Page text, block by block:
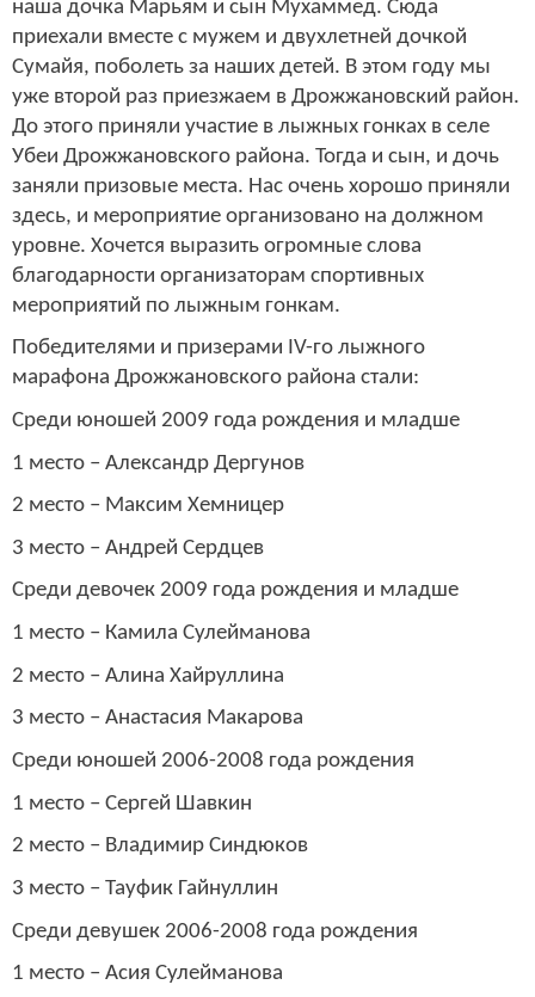
наша дочка Марьям и сын Мухаммед. Сюда
приехали вместе с мужем и двухлетней дочкой
Сумайя, поболеть за наших детей. В этом году мы
уже второй раз приезжаем в Дрожжановский район.
До этого приняли участие в лыжных гонках в селе
Убеи Дрожжановского района. Тогда и сын, и дочь
заняли призовые места. Нас очень хорошо приняли
здесь, и мероприятие организовано на должном
уровне. Хочется выразить огромные слова
благодарности организаторам спортивных
мероприятий по лыжным гонкам.
Победителями и призерами IV-го лыжного
марафона Дрожжановского района стали:
Среди юношей 2009 года рождения и младше
1 место – Александр Дергунов
2 место – Максим Хемницер
3 место – Андрей Сердцев
Среди девочек 2009 года рождения и младше
1 место – Камила Сулейманова
2 место – Алина Хайруллина
3 место – Анастасия Макарова
Среди юношей 2006-2008 года рождения
1 место – Сергей Шавкин
2 место – Владимир Синдюков
3 место – Тауфик Гайнуллин
Среди девушек 2006-2008 года рождения
1 место – Асия Сулейманова